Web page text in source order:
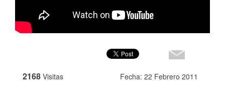
2168 Visitas Fecha: 22 Febrero 2011